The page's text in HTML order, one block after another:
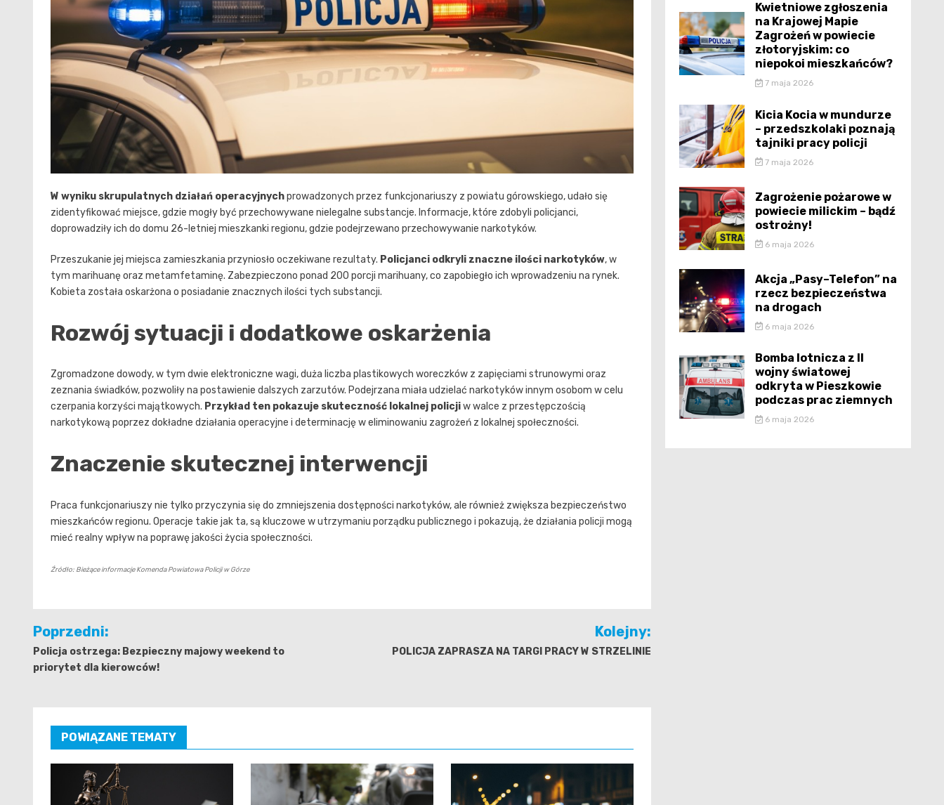
W wyniku skrupulatnych działań operacyjnychprowadzonych przez funkcjonariuszy z powiatu górowskiego, udało się
zidentyfikować miejsce, gdzie mogły być przechowywane nielegalne substancje. Informacje, które zdobyli policjanci,
doprowadziły ich do domu 26-letniej mieszkanki regionu, gdzie podejrzewano przechowywanie narkotyków.
Przeszukanie jej miejsca zamieszkania przyniosło oczekiwane rezultaty. Policjanci odkryli znaczne ilości narkotyków, w
tym marihuanę oraz metamfetaminę. Zabezpieczono ponad 200 porcji marihuany, co zapobiegło ich wprowadzeniu na rynek.
Kobieta została oskarżona o posiadanie znacznych ilości tych substancji.
Rozwój sytuacji i dodatkowe oskarżenia
Zgromadzone dowody, w tym dwie elektroniczne wagi, duża liczba plastikowych woreczków z zapięciami strunowymi oraz
zeznania świadków, pozwoliły na postawienie dalszych zarzutów. Podejrzana miała udzielać narkotyków innym osobom w celu
czerpania korzyści majątkowych. Przykład ten pokazuje skuteczność lokalnej policjiw walce z przestępczością
narkotykową poprzez dokładne działania operacyjne i determinację w eliminowaniu zagrożeń z lokalnej społeczności.
Znaczenie skutecznej interwencji
Praca funkcjonariuszy nie tylko przyczynia się do zmniejszenia dostępności narkotyków, ale również zwiększa bezpieczeństwo
mieszkańców regionu. Operacje takie jak ta, są kluczowe w utrzymaniu porządku publicznego i pokazują, że działania policji mogą
mieć realny wpływ na poprawę jakości życia społeczności.
Źródło: Bieżące informacje Komenda Powiatowa Policji w Górze
Nawigacja
wpisu
Poprzedni:
Policja ostrzega: Bezpieczny majowy weekend to
priorytet dla kierowców!
Kolejny:
POLICJA ZAPRASZA NA TARGI PRACY W STRZELINIE
POWIĄZANE TEMATY
Kwietniowe zgłoszenia
na Krajowej Mapie
Zagrożeń w powiecie
złotoryjskim: co
niepokoi mieszkańców?
7 maja 2026
Kicia Kocia w mundurze
– przedszkolaki poznają
tajniki pracy policji
7 maja 2026
Zagrożenie pożarowe w
powiecie milickim – bądź
ostrożny!
6 maja 2026
Akcja „Pasy–Telefon” na
rzecz bezpieczeństwa
na drogach
6 maja 2026
Bomba lotnicza z II
wojny światowej
odkryta w Pieszkowie
podczas prac ziemnych
6 maja 2026